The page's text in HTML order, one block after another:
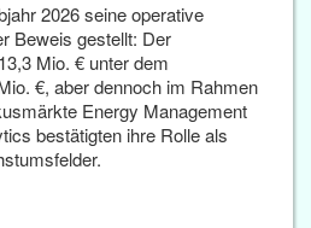
2026 seine operative
Beweis gestellt: Der
Mio. € unter dem
€, aber dennoch im Rahmen
Energy Management
bestätigten ihre Rolle als